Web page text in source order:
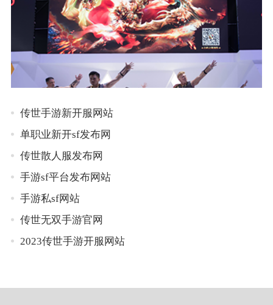
传世手游新开服网站
单职业新开sf发布网
传世散人服发布网
手游sf平台发布网站
手游私sf网站
传世无双手游官网
2023传世手游开服网站